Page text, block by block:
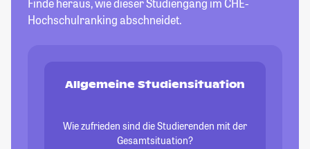
Finde heraus, wie dieser Studiengang im CHE-
Hochschulranking abschneidet.
Allgemeine Studiensituation
Wie zufrieden sind die Studierenden mit der
Gesamtsituation?